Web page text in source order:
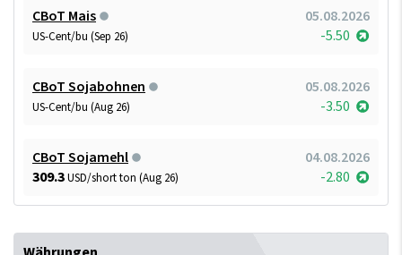
CBoT Mais 05.08.2026
US-Cent/bu (Sep 26) -5.50
CBoT Sojabohnen 05.08.2026
US-Cent/bu (Aug 26) -3.50
CBoT Sojamehl
04.08.2026
309.3USD/short ton (Aug 26) -2.80